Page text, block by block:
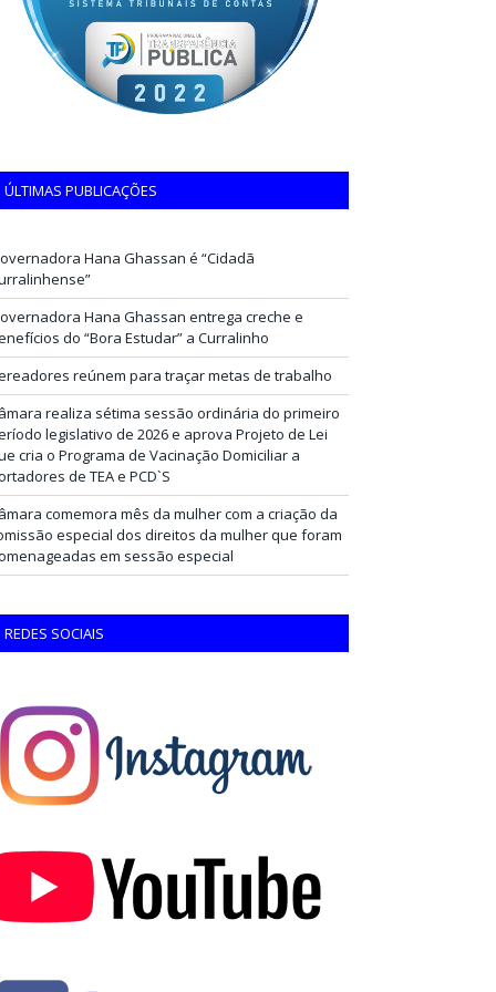
ÚLTIMAS PUBLICAÇÕES
Hana Ghassan é “Cidadã
Hana Ghassan entrega creche e
do “Bora Estudar” a Curralinho
reúnem para traçar metas de trabalho
realiza sétima sessão ordinária do primeiro
legislativo de 2026 e aprova Projeto de Lei
cria o Programa de Vacinação Domiciliar a
de TEA e PCD`S
comemora mês da mulher com a criação da
especial dos direitos da mulher que foram
em sessão especial
REDES SOCIAIS